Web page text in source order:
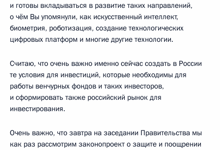
и готовы вкладываться в развитие таких направлений,
о чём Вы упомянули, как искусственный интеллект,
биометрия, роботизация, создание технологических
цифровых платформ и многие другие технологии.
Считаю, что очень важно именно сейчас создать в России
те условия для инвестиций, которые необходимы для
работы венчурных фондов и таких инвесторов,
и сформировать также российский рынок для
инвестирования.
Очень важно, что завтра на заседании Правительства мы
как раз рассмотрим законопроект о защите и поощрении